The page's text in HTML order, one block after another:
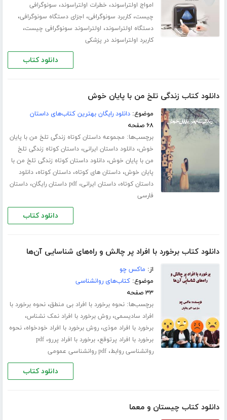
امواج اولتراسوند، خطرات اولتراسوند، سونوگرافی
چیست،کاربرد سونوگرافی، اجزای دستگاه سونوگرافی،
دستگاه اولتراسوند، اولتراسوند سونوگرافی چیست،
کاربرد اولتراسوند در پزشکی
دانلود کتاب
دانلود کتاب زندگی تلخ من با پایان خوش
موضوع:دانلود رایگان بهترین کتاب‌های داستان
۶۸ صفحه
برچسب‌ها: مجموعه داستان کوتاه زندگی تلخ من با پایان
خوش،دانلود داستان ایرانی،داستان کوتاه زندگی تلخ
من با پایان خوش،دانلود داستان کوتاه زندگی تلخ من با
پایان خوش،داستان های کوتاه،داستان کوتاه،دانلود
داستان کوتاه،داستان ایرانی،pdf داستان رایگان ،داستان
فارسی
دانلود کتاب
دانلود کتاب برخورد با افراد پر چالش و راه‌های شناسایی آن‌ها
از: ماکس چو
موضوع:کتاب‌های روانشناسی
۳۳ صفحه
برچسب‌ها:نحوه برخورد با افراد بی منطق،نحوه برخورد با
افراد سادیسمی،روش برخورد با افراد نمک نشناس،
برخورد با افراد موذی،روش برخورد با افراد خودخواه،نحوه
برخورد با افراد پرتوقع،برخورد با افراد پررو،pdf
روانشناسی روابط،pdf روانشناسی عمومی
دانلود کتاب
دانلود کتاب چیستان و معما